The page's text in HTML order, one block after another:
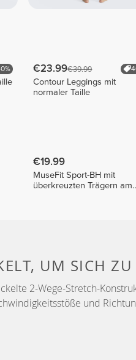
€23.99€39.99
Contour Leggings mit
normaler Taille
€19.99
MuseFit Sport-BH mit
überkreuzten Trägern am
UM SICH
2-Wege-Stretch-
und